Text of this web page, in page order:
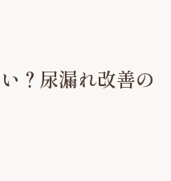
？尿漏れ改善の